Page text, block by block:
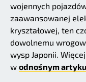
wojennych
zaawansowanej
kryształowej, ten
dowolnemu
wysp Japonii.
w odnośnym